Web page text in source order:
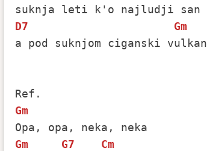
D7
Gm
a pod suknjom ciganski vulkan
Gm
Gm
G7
Cm